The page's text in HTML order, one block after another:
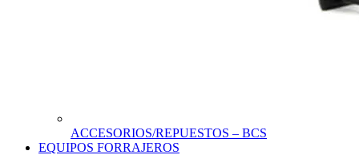
ACCESORIOS/REPUESTOS – BCS
EQUIPOS FORRAJEROS